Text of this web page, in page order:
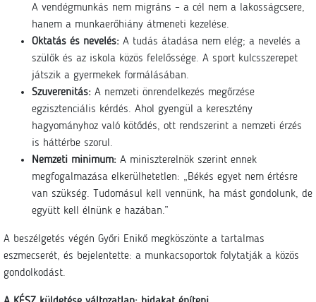
A vendégmunkás nem migráns – a cél nem a lakosságcsere,
hanem a munkaerőhiány átmeneti kezelése.
Oktatás és nevelés: A tudás átadása nem elég; a nevelés a
szülők és az iskola közös felelőssége. A sport kulcsszerepet
játszik a gyermekek formálásában.
Szuverenitás: A nemzeti önrendelkezés megőrzése
egzisztenciális kérdés. Ahol gyengül a keresztény
hagyományhoz való kötődés, ott rendszerint a nemzeti érzés
is háttérbe szorul.
Nemzeti minimum: A miniszterelnök szerint ennek
megfogalmazása elkerülhetetlen: „Békés egyet nem értésre
van szükség. Tudomásul kell vennünk, ha mást gondolunk, de
együtt kell élnünk e hazában.”
A beszélgetés végén Győri Enikő megköszönte a tartalmas
eszmecserét, és bejelentette: a munkacsoportok folytatják a közös
gondolkodást.